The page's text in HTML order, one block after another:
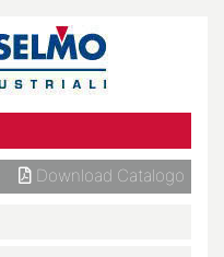
Download Catalogo